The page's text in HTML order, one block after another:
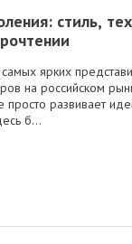
стиль,
ярких
на российском
развивает
б...